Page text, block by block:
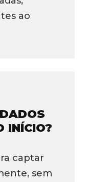
ao
INÍCIO?
captar
sem